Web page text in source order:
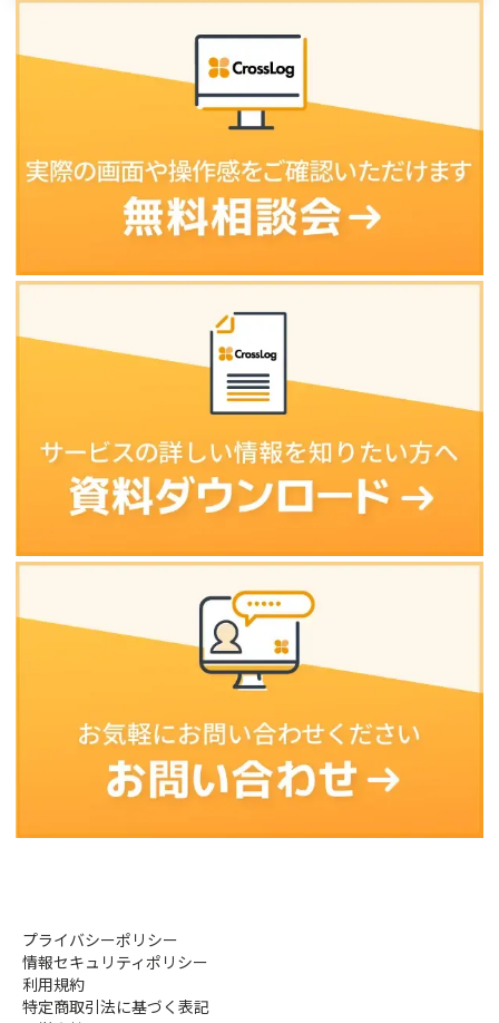
プライバシーポリシー
情報セキュリティポリシー
利用規約
特定商取引法に基づく表記